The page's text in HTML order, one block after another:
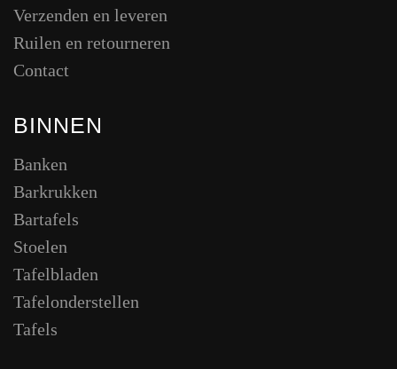
Verzenden en leveren
Ruilen en retourneren
Contact
BINNEN
Banken
Barkrukken
Bartafels
Stoelen
Tafelbladen
Tafelonderstellen
Tafels